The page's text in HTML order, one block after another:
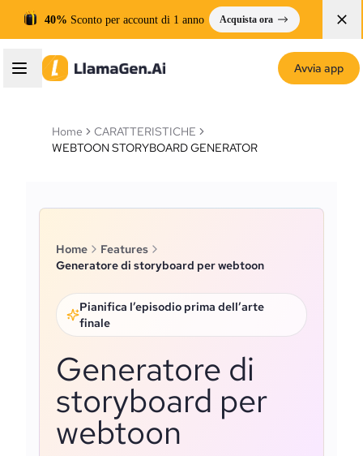
40% Sconto per account di 1 anno Acquista ora
Avvia app
Home
CARATTERISTICHE
WEBTOON STORYBOARD GENERATOR
Home
Features
Generatore di storyboard per webtoon
Pianifica l’episodio prima dell’arte
finale
Generatore di
storyboard per
webtoon